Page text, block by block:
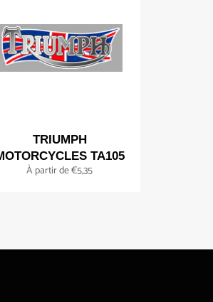
TRIUMPH
TA105
À partir de €5,35